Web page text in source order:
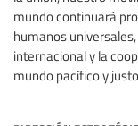
mundo continuará
humanos
internacional y la
mundo pacífico y